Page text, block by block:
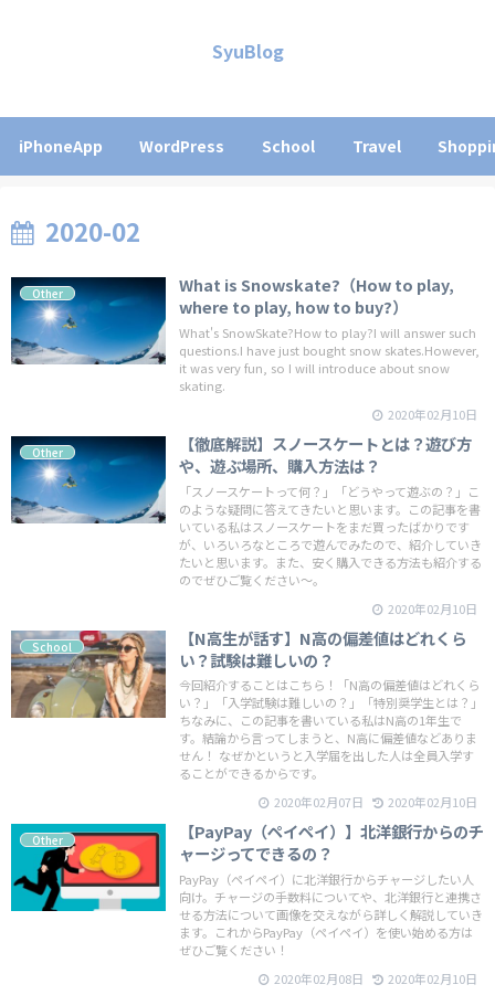
SyuBlog
iPhoneApp WordPress School Travel
2020-02
Other
What is Snowskate?（How to play,
where to play, how to buy?）
What's SnowSkate?How to play?I will answer such
questions.I have just bought snow skates.However,
it was very fun, so I will introduce about snow
skating.
2020年02月10日
Other
【徹底解説】スノースケートとは？遊び方
や、遊ぶ場所、購入方法は？
「スノースケートって何？」「どうやって遊ぶの？」こ
のような疑問に答えてきたいと思います。この記事を書
いている私はスノースケートをまだ買ったばかりです
が、いろいろなところで遊んでみたので、紹介していき
たいと思います。また、安く購入できる方法も紹介する
のでぜひご覧ください〜。
2020年02月10日
School
【N高生が話す】N高の偏差値はどれくら
い？試験は難しいの？
今回紹介することはこちら！「N高の偏差値はどれくら
い？」「入学試験は難しいの？」「特別奨学生とは？」
ちなみに、この記事を書いている私はN高の1年生で
す。結論から言ってしまうと、N高に偏差値などありま
せん！ なぜかというと入学届を出した人は全員入学す
ることができるからです。
2020年02月07日
2020年02月10日
Other
【PayPay（ペイペイ）】北洋銀行からのチ
ャージってできるの？
PayPay（ペイペイ）に北洋銀行からチャージしたい人
向け。チャージの手数料についてや、北洋銀行と連携さ
せる方法について画像を交えながら詳しく解説していき
ます。これからPayPay（ペイペイ）を使い始める方は
ぜひご覧ください！
2020年02月08日
2020年02月10日